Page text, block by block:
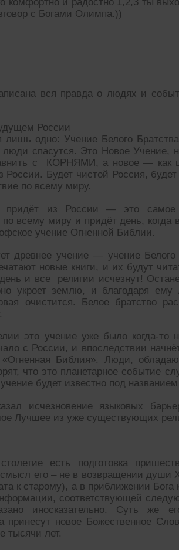
с Богами Олимпа.))
вся правда о людях и
России
лишь одно: Учение Белого
люди спасутся. Это Новое Учение,
с КОРНЯМИ, а новое — как
России. Будет чистой Россия,
по всему миру.
придёт из России — это
по всему миру и придёт день,
учение Огненной Библии.
древнее учение — учение
новые книги, и их будут
и все религии исчезнут!
укроет землю, и благодаря
очистится. Белое братство
это учение уже было когда-то
с России, и впоследствии
«Огненная Библия». Люди,
что это планетарное событие
будет известно под
исчезновение языковых
Лучшее из уже существующих
есть подготовка
его – не в возвращении души
к старому), а в приближении
соответствующей
иносказательно. Суть же
принесут новое Божественное
тысячи лет.